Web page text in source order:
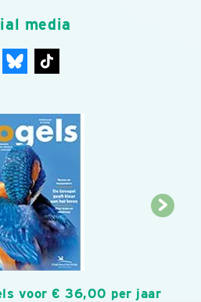
media
voor € 36,00 per jaar